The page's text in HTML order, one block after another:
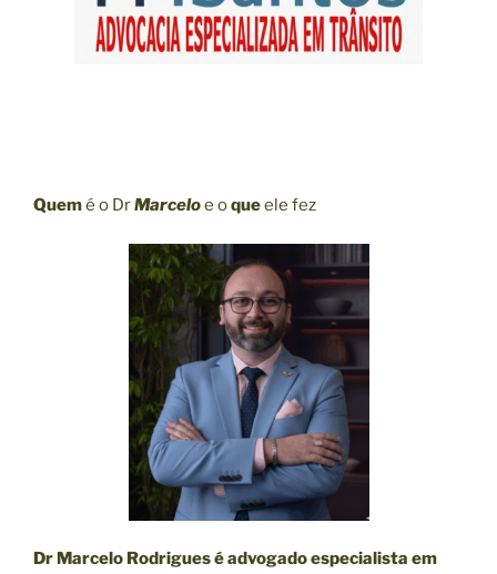
Quemé o DrMarceloe oqueele fez
Dr Marcelo Rodrigues é advogado especialista em